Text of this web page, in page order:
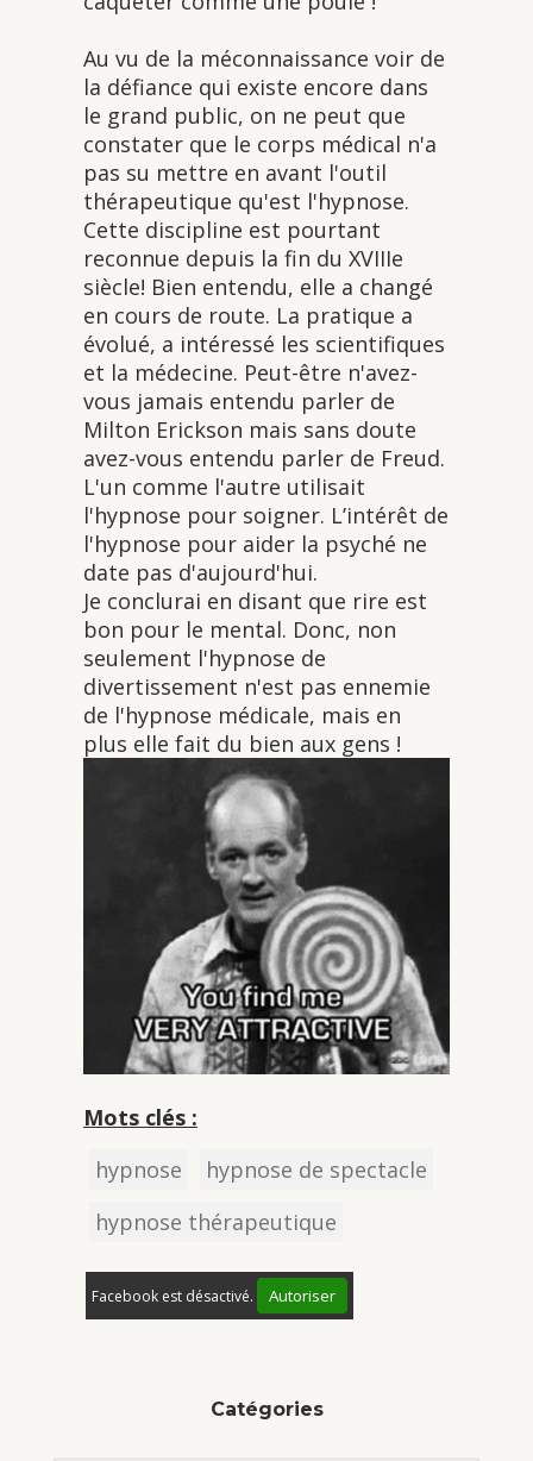
Au vu de la méconnaissance voir de
la défiance qui existe encore dans
le grand public, on ne peut que
constater que le corps médical n'a
pas su mettre en avant l'outil
thérapeutique qu'est l'hypnose.
Cette discipline est pourtant
reconnue depuis la fin du XVIIIe
siècle! Bien entendu, elle a changé
en cours de route. La pratique a
évolué, a intéressé les scientifiques
et la médecine. Peut-être n'avez-
vous jamais entendu parler de
Milton Erickson mais sans doute
avez-vous entendu parler de Freud.
L'un comme l'autre utilisait
l'hypnose pour soigner. L’intérêt de
l'hypnose pour aider la psyché ne
date pas d'aujourd'hui.
Je conclurai en disant que rire est
bon pour le mental. Donc, non
seulement l'hypnose de
divertissement n'est pas ennemie
de l'hypnose médicale, mais en
plus elle fait du bien aux gens !
Mots clés :
hypnose
hypnose de spectacle
hypnose thérapeutique
Facebook est désactivé. Autoriser
Catégories